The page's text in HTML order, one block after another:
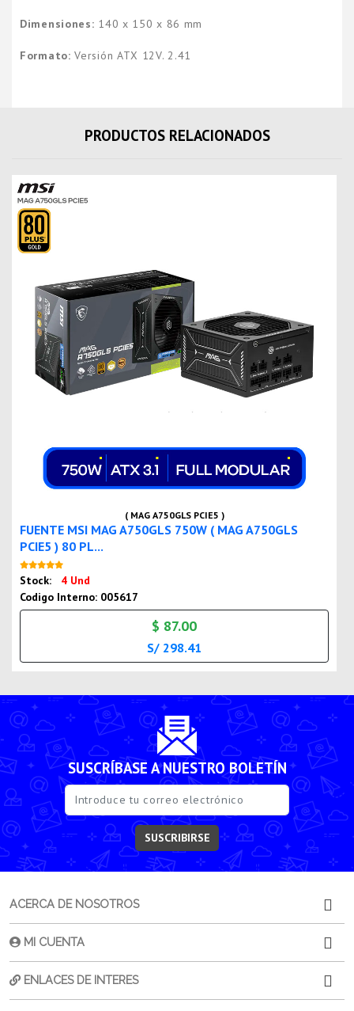
Dimensiones: 140 x 150 x 86 mm
Formato:Versión ATX 12V. 2.41
PRODUCTOS RELACIONADOS
( MAG A750GLS PCIE5 )
FUENTE MSI MAG A750GLS 750W ( MAG A750GLS
PCIE5 ) 80 PL...
Stock:
4 Und
Codigo Interno: 005617
$ 87.00
S/ 298.41
SUSCRÍBASE A NUESTRO BOLETÍN
SUSCRIBIRSE
ACERCA DE NOSOTROS
MI CUENTA
ENLACES DE INTERES